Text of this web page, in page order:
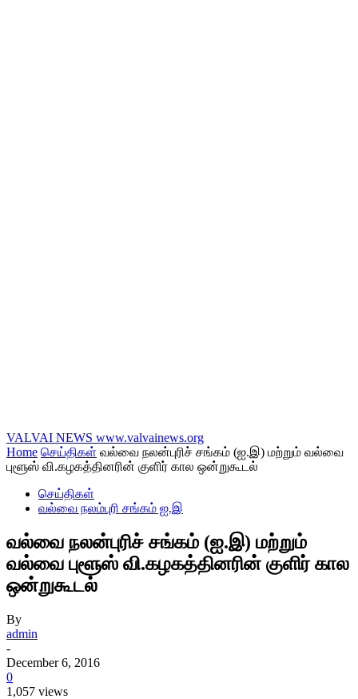
VALVAI NEWS www.valvainews.org
Home செய்திகள் வல்வை நலன்புரிச் சங்கம் (ஐ.இ) மற்றும் வல்வை
புளூஸ் வி.கழகத்தினரின் குளிர் கால ஒன்றுகூடல்
செய்திகள்
வல்வை நலம்புரி சங்கம் ஐ.இ
வல்வை நலன்புரிச் சங்கம் (ஐ.இ) மற்றும்
வல்வை புளூஸ் வி.கழகத்தினரின் குளிர் கால
ஒன்றுகூடல்
By
admin
-
December 6, 2016
0
1,057 views